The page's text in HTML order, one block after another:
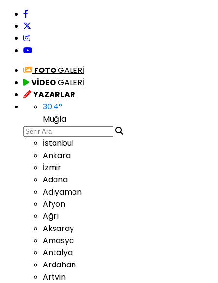
FOTOGALERİ
VİDEOGALERİ
YAZARLAR
30.4°
Muğla
İstanbul
Ankara
İzmir
Adana
Adıyaman
Afyon
Ağrı
Aksaray
Amasya
Antalya
Ardahan
Artvin